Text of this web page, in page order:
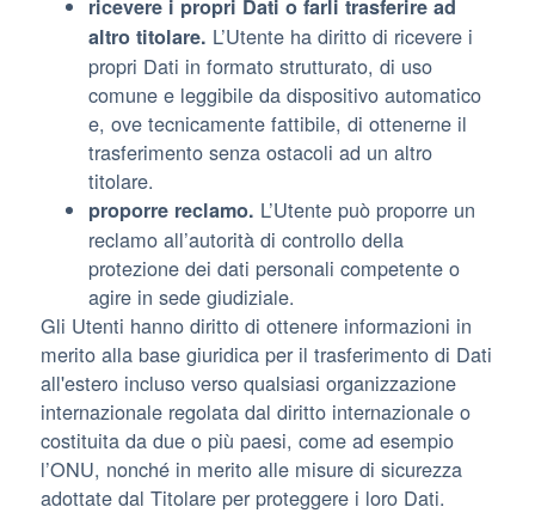
ricevere i propri Dati o farli trasferire ad
altro titolare. L’Utente ha diritto di ricevere i
propri Dati in formato strutturato, di uso
comune e leggibile da dispositivo automatico
e, ove tecnicamente fattibile, di ottenerne il
trasferimento senza ostacoli ad un altro
titolare.
proporre reclamo. L’Utente può proporre un
reclamo all’autorità di controllo della
protezione dei dati personali competente o
agire in sede giudiziale.
Gli Utenti hanno diritto di ottenere informazioni in
merito alla base giuridica per il trasferimento di Dati
all'estero incluso verso qualsiasi organizzazione
internazionale regolata dal diritto internazionale o
costituita da due o più paesi, come ad esempio
l’ONU, nonché in merito alle misure di sicurezza
adottate dal Titolare per proteggere i loro Dati.